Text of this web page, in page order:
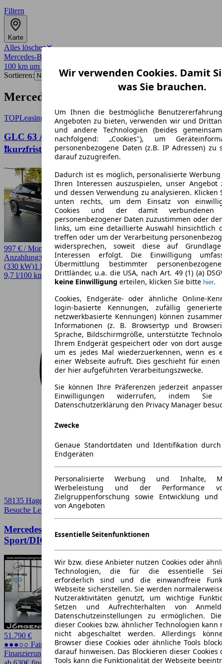
Wir verwenden Cookies. Damit
was Sie brauchen.
Um Ihnen die bestmögliche
Angeboten zu bieten, verwenden wir und
und andere Technologien (beides
nachfolgend: „Cookies"), um
personenbezogene Daten (z.B. IP Adressen) zu
darauf zuzugreifen.
Dadurch ist es möglich, personalisierte
Ihren Interessen auszuspielen, unser Angebot
und dessen Verwendung zu analysieren. Klicken
unten rechts, um dem Einsatz von
Cookies und der damit verbundenen
personenbezogener Daten zuzustimmen oder
links, um eine detaillierte Auswahl hinsichtlich
treffen oder um der Verarbeitung
widersprechen, soweit diese auf
Interessen erfolgt. Die Einwilligung
Übermittlung bestimmter
Drittländer, u.a. die USA, nach Art. 49 (1) (a)
keine Einwilligung erteilen, klicken Sie bitte hier.
Cookies, Endgeräte- oder ähnliche Online-
login-basierte Kennungen, zufällig
netzwerkbasierte Kennungen) können
Informationen (z. B. Browsertyp und
Sprache, Bildschirmgröße, unterstützte
Ihrem Endgerät gespeichert oder von dort
um es jedes Mal wiederzuerkennen, wenn es
einer Webseite aufruft. Dies geschieht für
der hier aufgeführten Verarbeitungszwecke.
Sie können Ihre Präferenzen jederzeit
Einwilligungen widerrufen, indem
Datenschutzerklärung den Privacy Manager
Zwecke
Genaue Standortdaten und Identifikation
Endgeräten
Personalisierte Werbung und Inhalte,
Werbeleistung und der Performance
Zielgruppenforschung sowie Entwicklung und
von Angeboten
Essentielle Seitenfunktionen
Wir bzw. diese Anbieter nutzen Cookies oder
Technologien, die für die essentielle
erforderlich sind und die einwandfreie
Webseite sicherstellen. Sie werden
Nutzeraktivitäten genutzt, um wichtige
Setzen und Aufrechterhalten von
Datenschutzeinstellungen zu ermöglichen.
dieser Cookies bzw. ähnlicher Technologien kann
nicht abgeschaltet werden. Allerdings
Browser diese Cookies oder ähnliche Tools
darauf hinweisen. Das Blockieren dieser
Tools kann die Funktionalität der Webseite
Filtern
Karte
Alles löschen✕
Mercedes-Benz
100 km um 50374
Sortieren:
Mercedes-Benz-Angebote in Erftstadt
TOPLeasing
GLC 63 AMG Mercedes-Benz GLC 53 AMG
❗kurzfristig verfügbar❗🚗💥
997 € / Monat
Anzahlung:0,00 €Laufzeit:60 Monatekm/Jahr: 5.000Benzin449 PS
(330 kW)1 km EZ 08/2026AutomatikSUV / Pickup4 Türen
9,7 l/100 km (komb.)* · 221 g/km CO2* · CO2-Klasse G
58135 Hagen
Besuche Leasingmarkt➚
Mercedes-Benz C 300 de 4M T AMG-
Sport/DIGITAL/Pano/AHK/Distr
51.790 €
●●●○○ Fairer Preis
Finanzierung möglich